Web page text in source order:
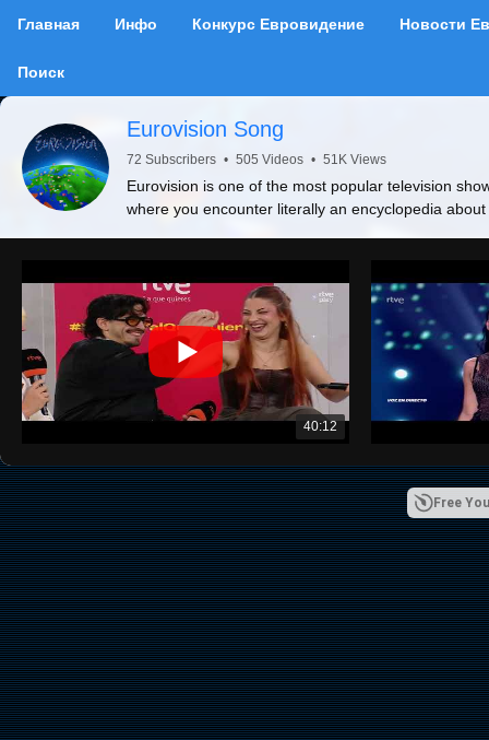
Главная Инфо Конкурс Евровидение Новости
Поиск
Eurovision Song
72 Subscribers • 505 Videos • 51K Views
Eurovision is one of the most popular television
where you encounter literally an encyclopedia
40:12
01:09:10
Free